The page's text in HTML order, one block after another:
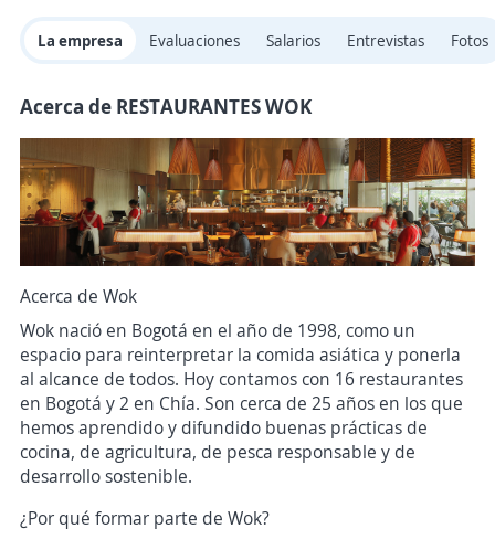
La empresa Evaluaciones Salarios Entrevistas Fotos
Acerca de RESTAURANTES WOK
Acerca de Wok
Wok nació en Bogotá en el año de 1998, como un
espacio para reinterpretar la comida asiática y ponerla
al alcance de todos. Hoy contamos con 16 restaurantes
en Bogotá y 2 en Chía. Son cerca de 25 años en los que
hemos aprendido y difundido buenas prácticas de
cocina, de agricultura, de pesca responsable y de
desarrollo sostenible.
¿Por qué formar parte de Wok?